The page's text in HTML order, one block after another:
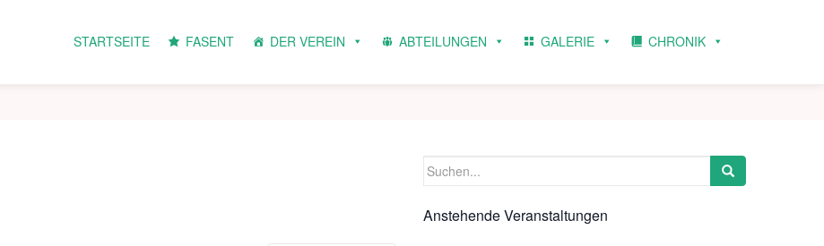
STARTSEITE FASENT DER VEREIN ABTEILUNGEN GALERIE CHRONIK
Suchen
Anstehende Veranstaltungen